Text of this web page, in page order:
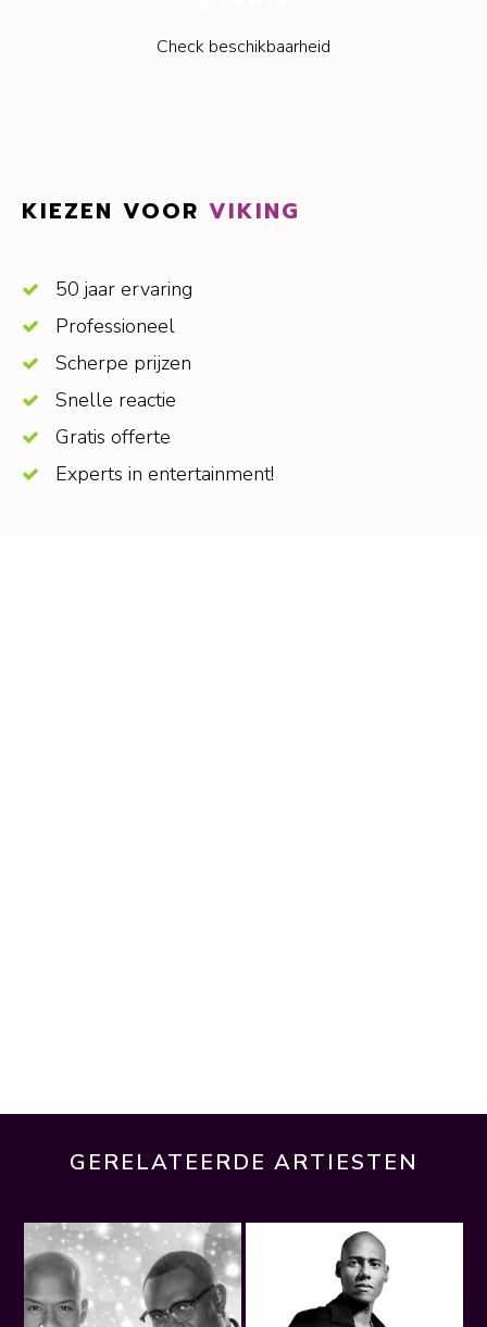
Check beschikbaarheid
KIEZEN VOOR VIKING
50 jaar ervaring
Professioneel
Scherpe prijzen
Snelle reactie
Gratis offerte
Experts in entertainment!
GERELATEERDE ARTIESTEN